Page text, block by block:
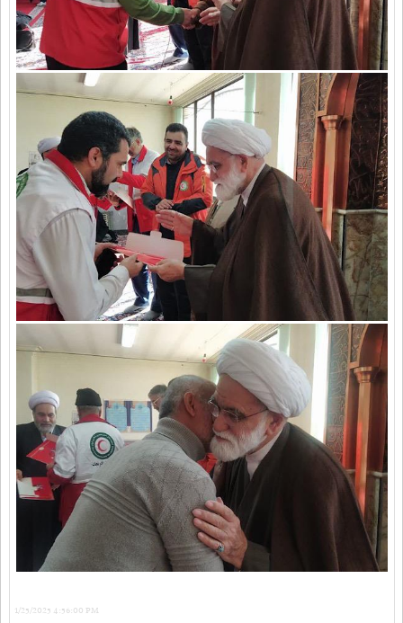
1/25/2025 4:56:00 PM